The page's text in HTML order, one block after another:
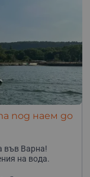
под наем до
във Варна!
на вода.